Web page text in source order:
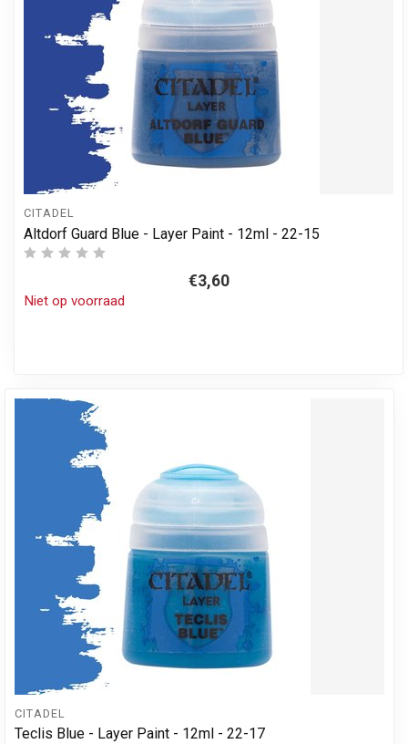
CITADEL
Altdorf Guard Blue - Layer Paint - 12ml - 22-15
€3,60
Niet op voorraad
CITADEL
Teclis Blue - Layer Paint - 12ml - 22-17